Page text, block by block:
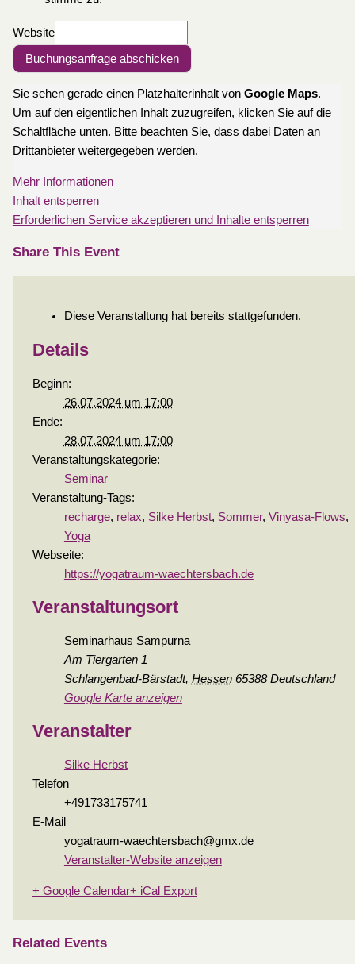
Website
Buchungsanfrage abschicken
Sie sehen gerade einen Platzhalterinhalt von Google Maps.
Um auf den eigentlichen Inhalt zuzugreifen, klicken Sie auf die
Schaltfläche unten. Bitte beachten Sie, dass dabei Daten an
Drittanbieter weitergegeben werden.
Mehr Informationen
Inhalt entsperren
Erforderlichen Service akzeptieren und Inhalte entsperren
Share This Event
Diese Veranstaltung hat bereits stattgefunden.
Details
Beginn:
26.07.2024 um 17:00
Ende:
28.07.2024 um 17:00
Veranstaltungskategorie:
Seminar
Veranstaltung-Tags:
recharge, relax, Silke Herbst, Sommer, Vinyasa-Flows,
Yoga
Webseite:
https://yogatraum-waechtersbach.de
Veranstaltungsort
Seminarhaus Sampurna
Am Tiergarten 1
Schlangenbad-Bärstadt, Hessen 65388 Deutschland
Google Karte anzeigen
Veranstalter
Silke Herbst
Telefon
+491733175741
E-Mail
yogatraum-waechtersbach@gmx.de
Veranstalter-Website anzeigen
+ Google Calendar+ iCal Export
Related Events